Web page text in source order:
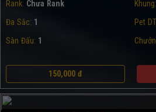
Rank: Chưa Rank Khung:
Đa Sắc: 1 Pet
Sàn Đấu: 1
150,000 đ